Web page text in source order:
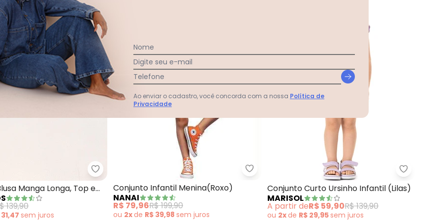
Menina Arco-Íris (Roxo)Fakini Kids - Conjunto Blusa Manga Longa, Top e Calcinha (Roxo)
Manga Longa, Top e
139,90
sem juros
Nanai - Conjunto Infantil Menina(Roxo)
Conjunto Infantil Menina(Roxo)
NANAI
R$ 79,96R$ 199,90
ou 2xde R$ 39,98 sem juros
Marisol -
Conjunto Curto Ursinho Infantil (Lilas)
MARISOL
A partir deR$ 59,90R$ 139,90
ou 2xde R$ 29,95sem juros
Nome
Digite seu e-mail
Telefone
Ao enviar o cadastro, você concorda com a nossa Política de
Privacidade